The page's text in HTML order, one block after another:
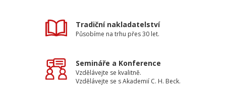
Tradiční nakladatelství
Působíme na trhu přes 30 let.
Semináře a Konference
Vzdělávejte se kvalitně.
Vzdělávejte se s Akademií C. H. Beck.